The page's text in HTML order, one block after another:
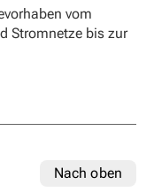
vom
Stromnetze bis zur
Nach oben